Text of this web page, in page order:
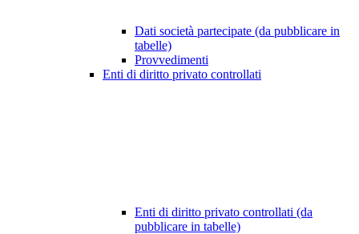
Dati società partecipate (da pubblicare in
tabelle)
Provvedimenti
Enti di diritto privato controllati
Enti di diritto privato controllati (da
pubblicare in tabelle)